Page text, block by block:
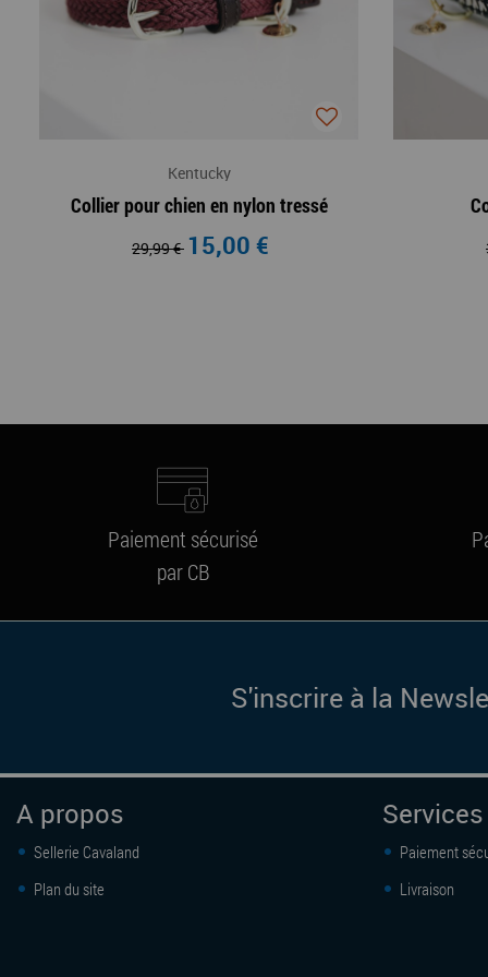
Kentucky
Collier pour chien en nylon tressé
29,99 € 15,00 €
Paiement sécurisé
par CB
S'inscrire à la
A propos
Sellerie Cavaland
Plan du site
Services
Paiement
Livraison